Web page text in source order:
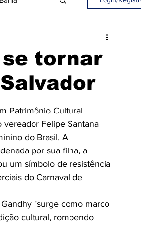
se tornar
Patrimônio Cultural
vereador Felipe Santana
do Brasil. A
por sua filha, a
um símbolo de resistência
do Carnaval de
"surge como marco
cultural, rompendo